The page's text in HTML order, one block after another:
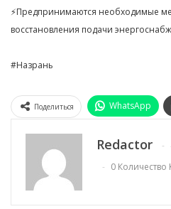
⚡️Предпринимаются необходимые
восстановления подачи
#Назрань
Поделиться WhatsApp
Redactor
0